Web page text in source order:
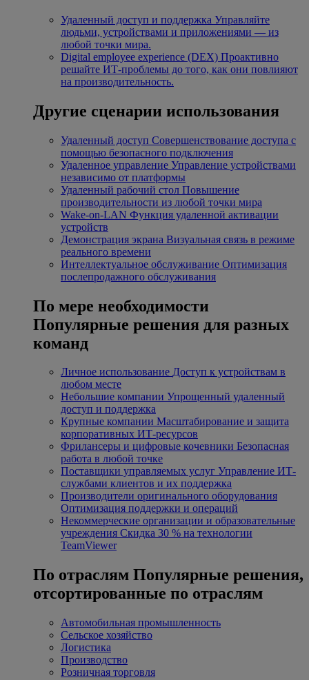
Удаленный доступ и поддержка Управляйте
людьми, устройствами и приложениями — из
любой точки мира.
Digital employee experience (DEX) Проактивно
решайте ИТ-проблемы до того, как они повлияют
на производительность.
Другие сценарии использования
Удаленный доступ Совершенствование доступа с
помощью безопасного подключения
Удаленное управление Управление устройствами
независимо от платформы
Удаленный рабочий стол Повышение
производительности из любой точки мира
Wake-on-LAN Функция удаленной активации
устройств
Демонстрация экрана Визуальная связь в режиме
реального времени
Интеллектуальное обслуживание Оптимизация
послепродажного обслуживания
По мере необходимости
Популярные решения для разных
команд
Личное использование Доступ к устройствам в
любом месте
Небольшие компании Упрощенный удаленный
доступ и поддержка
Крупные компании Масштабирование и защита
корпоративных ИТ-ресурсов
Фрилансеры и цифровые кочевники Безопасная
работа в любой точке
Поставщики управляемых услуг Управление ИТ-
службами клиентов и их поддержка
Производители оригинального оборудования
Оптимизация поддержки и операций
Некоммерческие организации и образовательные
учреждения Скидка 30 % на технологии
TeamViewer
По отраслям Популярные решения,
отсортированные по отраслям
Автомобильная промышленность
Сельское хозяйство
Логистика
Производство
Розничная торговля